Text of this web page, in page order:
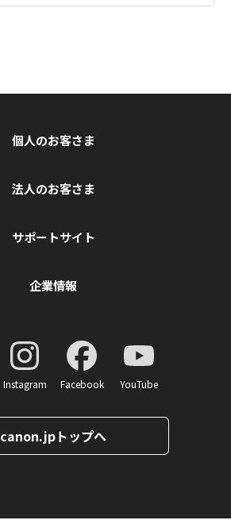
個人のお客さま
法人のお客さま
サポートサイト
企業情報
Instagram Facebook YouTube
canon.jpトップへ